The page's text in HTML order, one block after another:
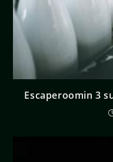
Escaperoomin 3